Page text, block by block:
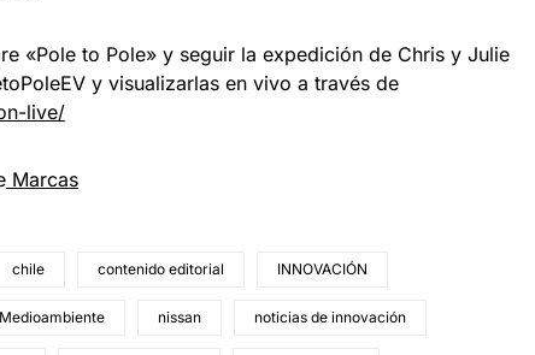
«Pole to Pole» y seguir la expedición de Chris y Julie
y visualizarlas en vivo a través de
live/
Marcas
chile contenido editorial INNOVACIÓN
nissan noticias de innovación